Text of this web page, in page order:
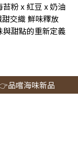
苔粉 x 紅豆 x 奶油
交織 鮮味釋放
與甜點的重新定義
品嚐海味新品